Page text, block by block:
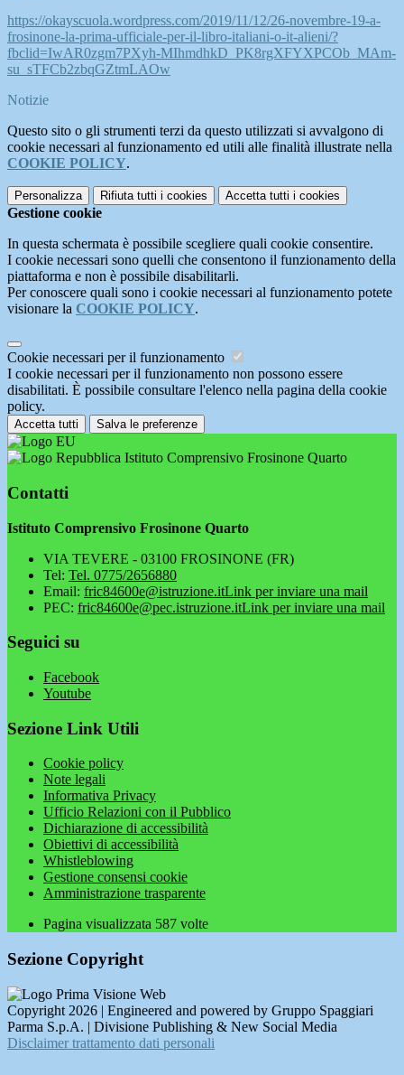
https://okayscuola.wordpress.com/2019/11/12/26-novembre-19-a-
frosinone-la-prima-ufficiale-per-il-libro-italiani-o-it-alieni/?
fbclid=IwAR0zgm7PXyh-MIhmdhkD_PK8rgXFYXPCOb_MAm-
su_sTFCb2zbqGZtmLAOw
Notizie
Questo sito o gli strumenti terzi da questo utilizzati si avvalgono di
cookie necessari al funzionamento ed utili alle finalità illustrate nella
COOKIE POLICY.
Personalizza Rifiuta tutti i cookies Accetta tutti i cookies
Gestione cookie
In questa schermata è possibile scegliere quali cookie consentire.
I cookie necessari sono quelli che consentono il funzionamento della
piattaforma e non è possibile disabilitarli.
Per conoscere quali sono i cookie necessari al funzionamento potete
visionare la COOKIE POLICY.
Cookie necessari per il funzionamento
I cookie necessari per il funzionamento non possono essere
disabilitati. È possibile consultare l'elenco nella pagina della cookie
policy.
Accetta tutti Salva le preferenze
Istituto Comprensivo Frosinone Quarto
Contatti
Istituto Comprensivo Frosinone Quarto
VIA TEVERE - 03100 FROSINONE (FR)
Tel: Tel. 0775/2656880
Email: fric84600e@istruzione.itLink per inviare una mail
PEC: fric84600e@pec.istruzione.itLink per inviare una mail
Seguici su
Facebook
Youtube
Sezione Link Utili
Cookie policy
Note legali
Informativa Privacy
Ufficio Relazioni con il Pubblico
Dichiarazione di accessibilità
Obiettivi di accessibilità
Whistleblowing
Gestione consensi cookie
Amministrazione trasparente
Pagina visualizzata 587 volte
Sezione Copyright
Copyright 2026 | Engineered and powered by Gruppo Spaggiari
Parma S.p.A. | Divisione Publishing & New Social Media
Disclaimer trattamento dati personali